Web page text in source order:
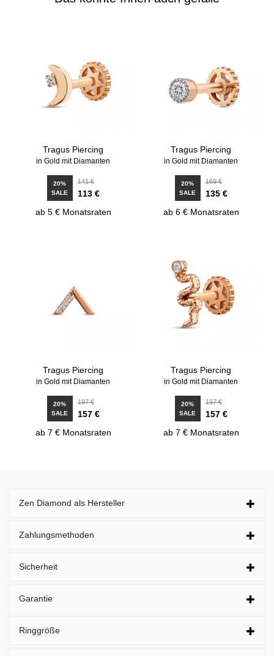
Tragus Piercing
in Gold mit Diamanten
20%
SALE
141 €
113 €
ab 5 € Monatsraten
Tragus Piercing
in Gold mit Diamanten
20%
SALE
169 €
135 €
ab 6 € Monatsraten
Tragus Piercing
in Gold mit Diamanten
20%
SALE
197 €
157 €
ab 7 € Monatsraten
Tragus Piercing
in Gold mit Diamanten
20%
SALE
197 €
157 €
ab 7 € Monatsraten
Zen Diamond als Hersteller
Zahlungsmethoden
Sicherheit
Garantie
Ringgröße